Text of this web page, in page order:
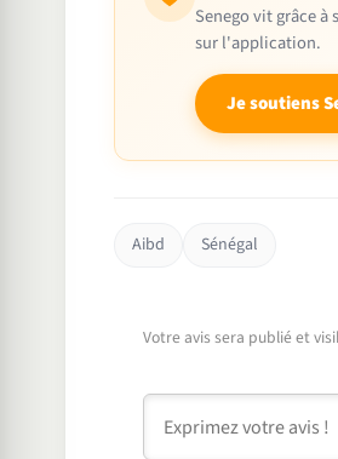
Senego vit grâce
sur l'application.
Je soutiens
Aibd Sénégal
Votre avis sera publié et